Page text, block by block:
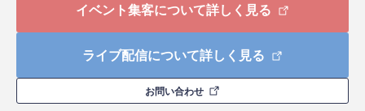
イベント集客について詳しく見る
ライブ配信について詳しく見る
お問い合わせ